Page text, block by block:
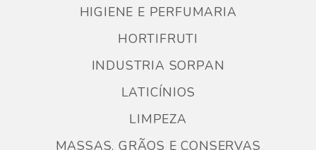
HIGIENE E PERFUMARIA
HORTIFRUTI
INDUSTRIA SORPAN
LATICÍNIOS
LIMPEZA
MASSAS, GRÃOS E CONSERVAS